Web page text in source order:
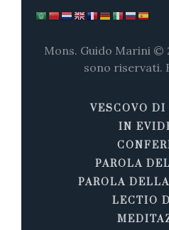
Mons. Guido Marini
sono riservati.
VESCOVO DI
IN
PAROLA
PAROLA
LECTIO